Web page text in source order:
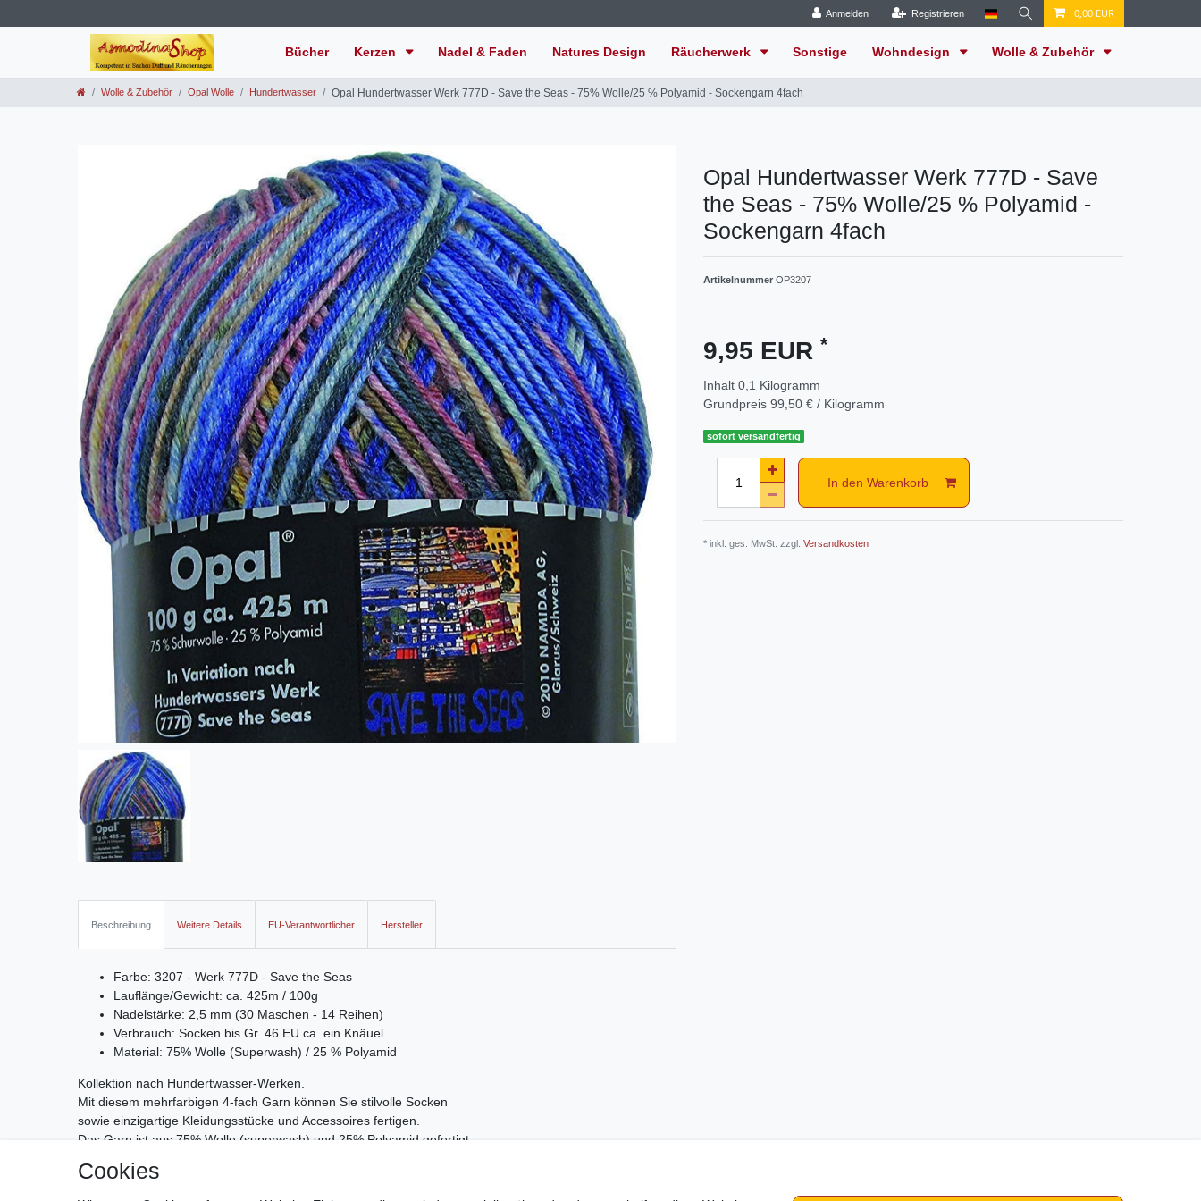
Anmelden Registrieren 0,00 EUR
Bücher Kerzen Nadel & Faden Natures Design Räucherwerk Sonstige Wohndesign Wolle & Zubehör
Wolle & Zubehör Opal Wolle Hundertwasser Opal Hundertwasser Werk 777D - Save the Seas - 75% Wolle/25 % Polyamid - Sockengarn 4fach
Opal Hundertwasser Werk 777D - Save
the Seas - 75% Wolle/25 % Polyamid -
Sockengarn 4fach
Artikelnummer OP3207
9,95 EUR *
Inhalt 0,1 Kilogramm
Grundpreis 99,50 € / Kilogramm
sofort versandfertig
In den Warenkorb
* inkl. ges. MwSt. zzgl. Versandkosten
Beschreibung Weitere Details EU-Verantwortlicher Hersteller
Farbe: 3207 - Werk 777D - Save the Seas
Lauflänge/Gewicht: ca. 425m / 100g
Nadelstärke: 2,5 mm (30 Maschen - 14 Reihen)
Verbrauch: Socken bis Gr. 46 EU ca. ein Knäuel
Material: 75% Wolle (Superwash) / 25 % Polyamid
Kollektion nach Hundertwasser-Werken.
Mit diesem mehrfarbigen 4-fach Garn können Sie stilvolle Socken
sowie einzigartige Kleidungsstücke und Accessoires fertigen.
Das Garn ist aus 75% Wolle (superwash) und 25% Polyamid gefertigt.
das Garn hat eine Lauflänge von 425 Metern.
Cookies